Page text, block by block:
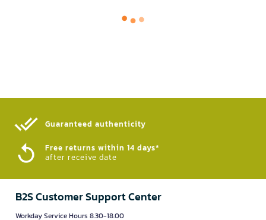
Guaranteed authenticity​
Free returns within 14 days*
after receive date
B2S Customer Support Center
Workday Service Hours 8.30-18.00